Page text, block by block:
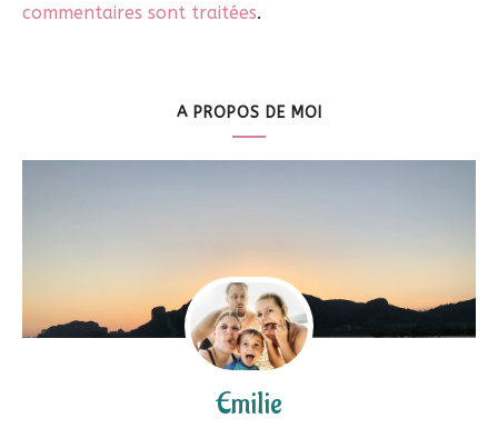
commentaires sont traitées.
A PROPOS DE MOI
Emilie